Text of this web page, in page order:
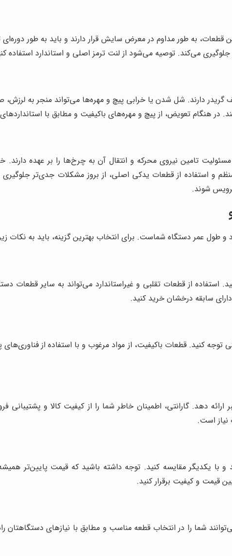
قطعات، به طور مداوم در معرض سایش قرار دارند و باید به طور
جلوگیری می‌کند. توصیه می‌شود از لنت ترمز اصلی و استاندارد استفاده
دارند. شل شدن یا خرابی پیچ و مهره‌ها می‌تواند منجر به لرزش،
هنگام تعویض، از پیچ و مهره‌های باکیفیت و مطابق با
تامین نیروی محرکه و انتقال آن به چرخ‌ها را بر عهده
و استفاده از قطعات یدکی اصلی، از بروز مشکلات جدی‌تر
شوند.
و طول عمر دستگاه شماست. برای انتخاب بهترین گزینه، باید به نکات
استفاده از قطعات تقلبی و غیراستاندارد می‌تواند به سایر قطعات
سابقه درخشان خرید کنید.
کنید. قطعات باکیفیت، از مواد مرغوب و با استفاده از
دهد. گارانتی، اطمینان خاطر شما را از کیفیت کالا و
است.
و با یکدیگر مقایسه کنید. توجه داشته باشید که قیمت پایین‌تر
قیمت و کیفیت برقرار کنید.
شما را در انتخاب قطعه مناسب و مطابق با نیازهای دستگاهتان